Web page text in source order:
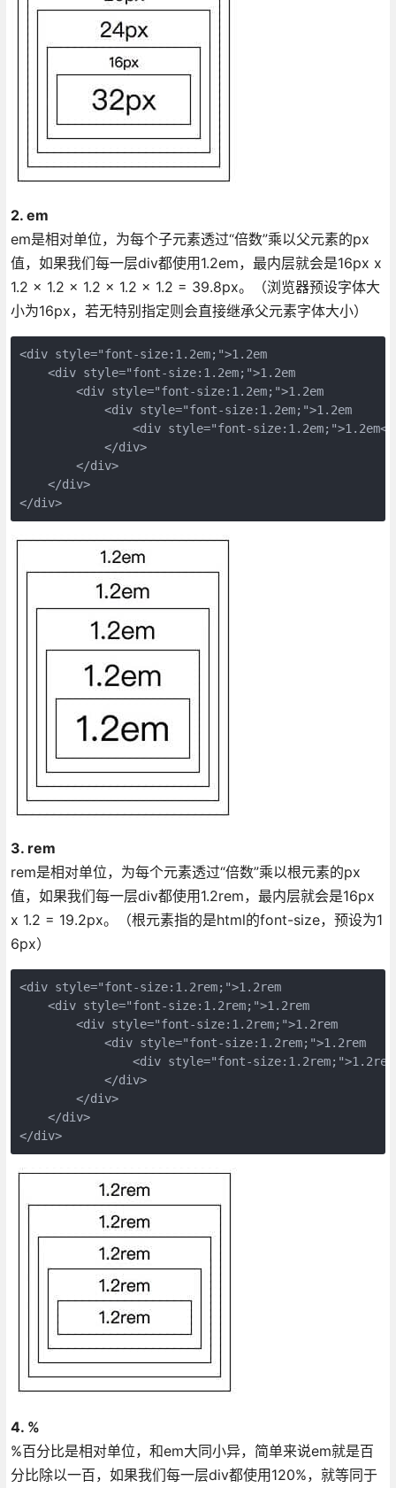
2. em
em是相对单位，为每个子元素透过“倍数”乘以父元素的px
值，如果我们每一层div都使用1.2em，最内层就会是16px x
1.2 x 1.2 x 1.2 x 1.2 x 1.2 = 39.8px。（浏览器预设字体大
小为16px，若无特别指定则会直接继承父元素字体大小）
<div style="font-size:1.2em;">1.2em
    <div style="font-size:1.2em;">1.2em
        <div style="font-size:1.2em;">1.2em
            <div style="font-size:1.2em;">1.2em
<div style="font-
            </div>
        </div>
    </div>
</div>
3. rem
rem是相对单位，为每个元素透过“倍数”乘以根元素的px
值，如果我们每一层div都使用1.2rem，最内层就会是16px
x 1.2 = 19.2px。（根元素指的是html的font-size，预设为1
6px）
<div style="font-size:1.2rem;">1.2rem
    <div style="font-size:1.2rem;">1.2rem
        <div style="font-size:1.2rem;">1.2rem
            <div style="font-size:1.2rem;">1.2rem
<div style="font-
            </div>
        </div>
    </div>
</div>
4. %
%百分比是相对单位，和em大同小异，简单来说em就是百
分比除以一百，如果我们每一层div都使用120%，就等同于